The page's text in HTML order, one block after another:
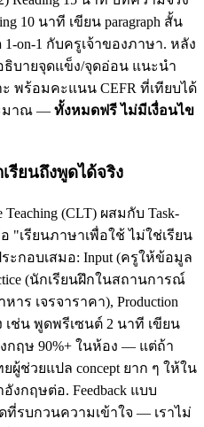
10 นาที เขียน paragraph สั้น
on-1 กับครูเจ้าของภาษา. หลัง
ธิบายจุดแข็ง/จุดอ่อน แนะนำ
พร้อมคะแนน CEFR ที่เทียบได้
ะมาณ — ทั้งหมดฟรี ไม่มีเงื่อนไข
รียนถึงพูดได้จริง
Teaching (CLT) ผสมกับ Task-
"เรียนภาษาเพื่อใช้ ไม่ใช่เรียน
ะกอบเสมอ: Input (ครูให้ข้อมูล
(นักเรียนฝึกในสถานการณ์
ร เจรจาราคา), Production
เช่น พูดพรีเซนต์ 2 นาที เขียน
กฤษ 90%+ ในห้อง — แต่ถ้า
ช่วยแปล concept ยาก ๆ ให้ใน
กฤษต่อ. Feedback แบบ
ดที่รบกวนความเข้าใจ — เราไม่